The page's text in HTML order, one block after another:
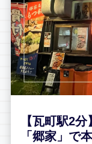
【瓦町駅2
「郷家」で